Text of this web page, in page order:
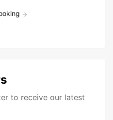
to receive our latest